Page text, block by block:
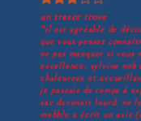
un tresor trove
il est agréable de
que vous pensez
ne pas manquer si vous
excellence. sylvine
chaleureux et
je passais de temps à
sac devenait lourd. ne
mebble a écrit un avis